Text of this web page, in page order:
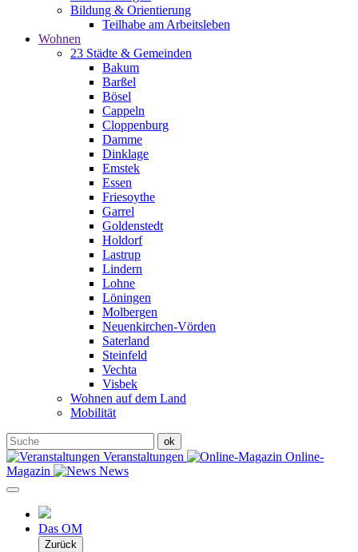
Bildung & Orientierung
Teilhabe am Arbeitsleben
Wohnen
23 Städte & Gemeinden
Bakum
Barßel
Bösel
Cappeln
Cloppenburg
Damme
Dinklage
Emstek
Essen
Friesoythe
Garrel
Goldenstedt
Holdorf
Lastrup
Lindern
Lohne
Löningen
Molbergen
Neuenkirchen-Vörden
Saterland
Steinfeld
Vechta
Visbek
Wohnen auf dem Land
Mobilität
Veranstaltungen
Online-
Magazin
News
Das OM
Zurück